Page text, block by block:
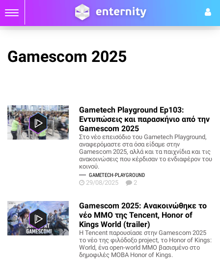
Gamescom 2025
Gametech Playground Ep103:
Εντυπώσεις και παρασκήνιο από την
Gamescom 2025
Στο νέο επεισόδιο του Gametech Playground,
αναφερόμαστε στα όσα είδαμε στην
Gamescom 2025, αλλά και τα παιχνίδια και τις
ανακοινώσεις που κέρδισαν το ενδιαφέρον του
κοινού.
GAMETECH-PLAYGROUND
29/08/2025 2
Gamescom 2025: Ανακοινώθηκε το
νέο MMO της Tencent, Honor of
Kings World (trailer)
Η Tencent παρουσίασε στην Gamescom 2025
το νέο της φιλόδοξο project, το Honor of Kings:
World, ένα open-world MMO βασισμένο στο
δημοφιλές MOBA Honor of Kings.